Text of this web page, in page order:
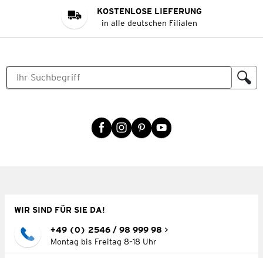
KOSTENLOSE LIEFERUNG
in alle deutschen Filialen
WIR SIND FÜR SIE DA!
+49 (0) 2546 / 98 999 98
Montag bis Freitag 8–18 Uhr